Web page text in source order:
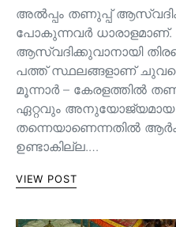
അൽപ്പം തണുപ്പ്
പോകുന്നവർ
ആസ്വദിക്കുവാനായി
പത്ത് സ്ഥലങ്ങളാണ് ചുവടെ
മൂന്നാർ – കേരളത്തിൽ
ഏറ്റവും അനുയോജ്യമായ
തന്നെയാണെന്നതിൽ
ഉണ്ടാകില്ല.…
VIEW POST